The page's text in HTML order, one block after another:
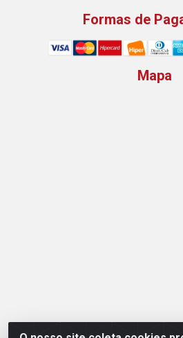
Formas de
Mapa